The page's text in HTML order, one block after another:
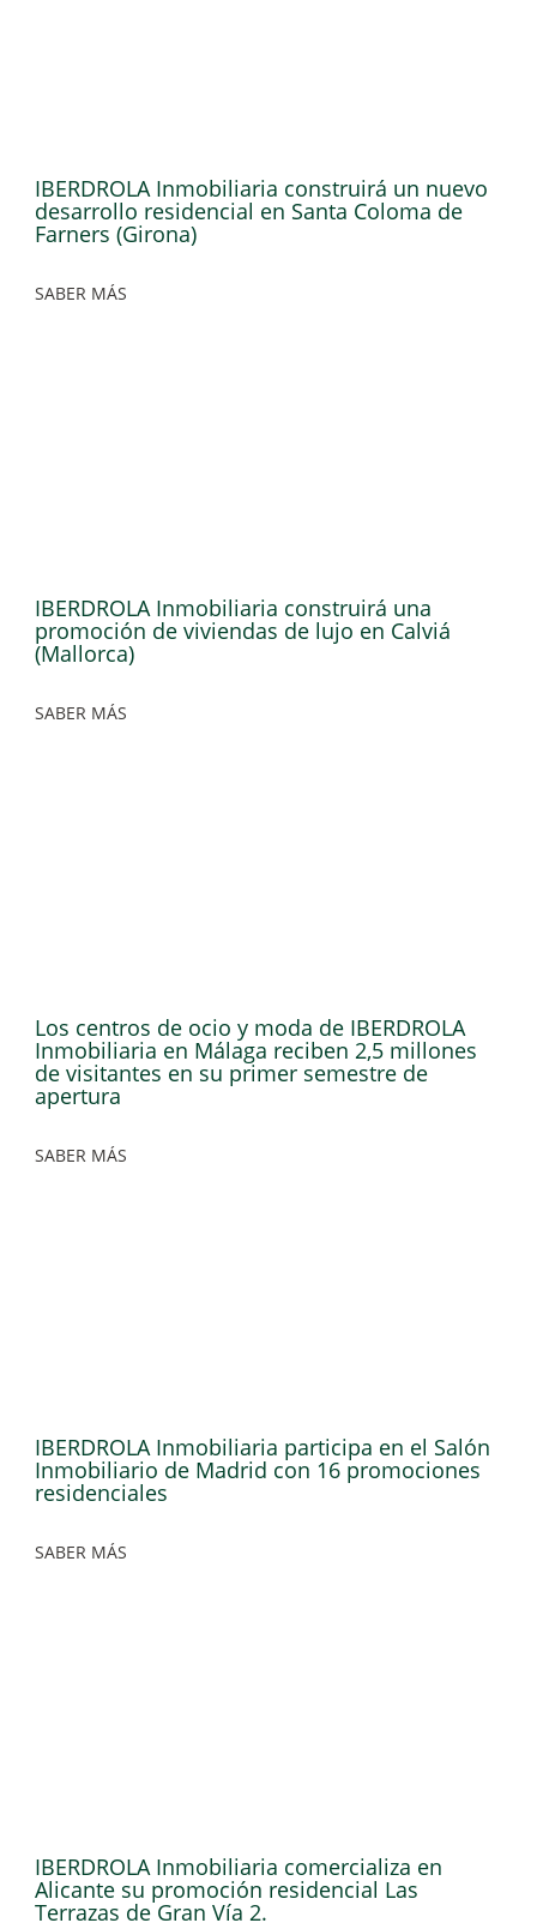
IBERDROLA Inmobiliaria construirá un nuevo
desarrollo residencial en Santa Coloma de
Farners (Girona)
SABER MÁS
IBERDROLA Inmobiliaria construirá una
promoción de viviendas de lujo en Calviá
(Mallorca)
SABER MÁS
Los centros de ocio y moda de IBERDROLA
Inmobiliaria en Málaga reciben 2,5 millones
de visitantes en su primer semestre de
apertura
SABER MÁS
IBERDROLA Inmobiliaria participa en el Salón
Inmobiliario de Madrid con 16 promociones
residenciales
SABER MÁS
IBERDROLA Inmobiliaria comercializa en
Alicante su promoción residencial Las
Terrazas de Gran Vía 2.